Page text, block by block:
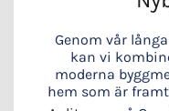
Genom vår
kan vi
moderna
hem som är